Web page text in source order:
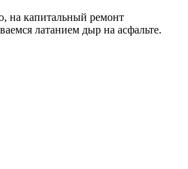
на капитальный ремонт
латанием дыр на асфальте.